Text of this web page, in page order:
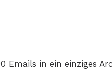
Emails in ein einziges